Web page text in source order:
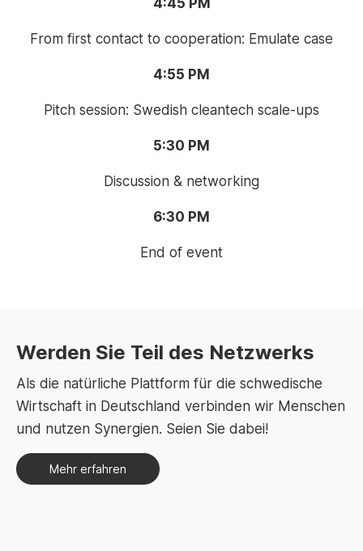
4:45 PM
From first contact to cooperation: Emulate case
4:55 PM
Pitch session: Swedish cleantech scale-ups
5:30 PM
Discussion & networking
6:30 PM
End of event
Werden Sie Teil des Netzwerks
Als die natürliche Plattform für die schwedische
Wirtschaft in Deutschland verbinden wir Menschen
und nutzen Synergien. Seien Sie dabei!
Mehr erfahren